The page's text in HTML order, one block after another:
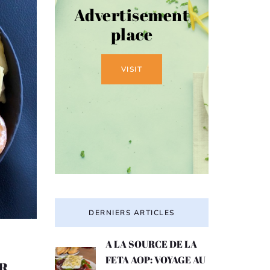
Advertisement
place
VISIT
DERNIERS ARTICLES
A LA SOURCE DE LA
FETA AOP: VOYAGE AU